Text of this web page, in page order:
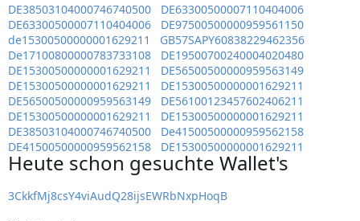
DE38503104000746740500
DE63300500007110404006
DE63300500007110404006
DE97500500000959561150
de15300500000001629211
GB57SAPY60838229462356
De17100800000783733108
DE19500700240004020480
DE15300500000001629211
DE56500500000959563149
DE15300500000001629211
DE15300500000001629211
DE56500500000959563149
DE56100123457602406211
DE15300500000001629211
DE15300500000001629211
DE38503104000746740500
De41500500000959562158
DE41500500000959562158
DE15300500000001629211
Heute schon gesuchte Wallet's
3CkkfMj8csY4viAudQ28ijsEWRbNxpHoqB